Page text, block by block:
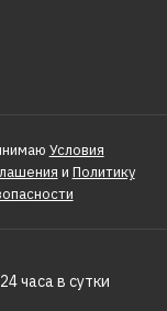
Условия
и Политику
часа в сутки